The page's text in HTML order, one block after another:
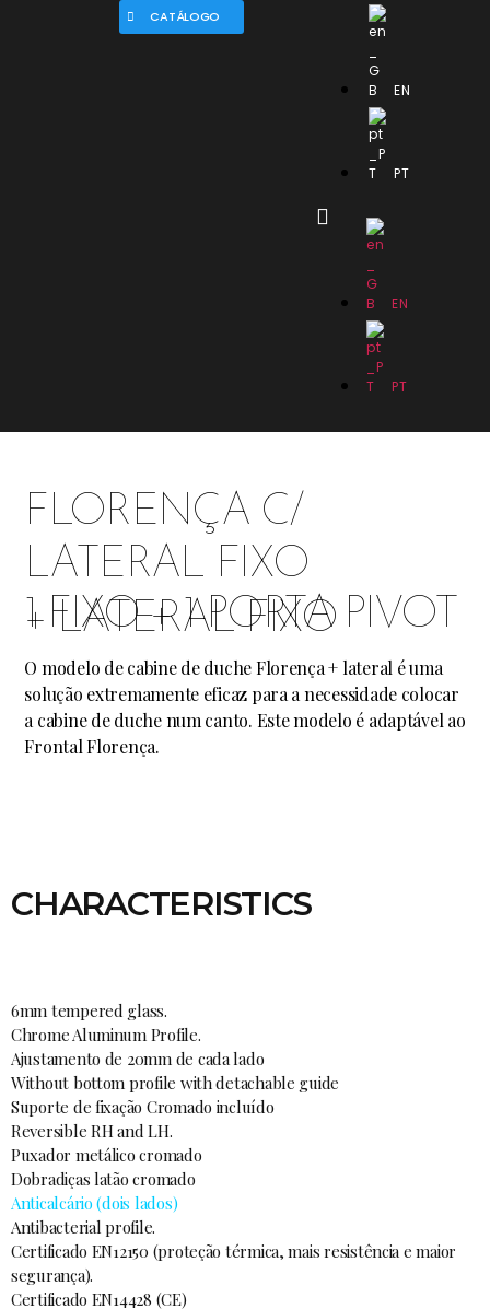
CATÁLOGO
EN
PT
EN
PT
FLORENÇA C/
LATERAL FIXO
1 FIXO + 1 PORTA PIVOT
+ LATERAL FIXO
O modelo de cabine de duche Florença + lateral é uma
solução extremamente eficaz para a necessidade colocar
a cabine de duche num canto. Este modelo é adaptável ao
Frontal Florença.
CHARACTERISTICS
6mm tempered glass.
Chrome Aluminum Profile.
Ajustamento de 20mm de cada lado
Without bottom profile with detachable guide
Suporte de fixação Cromado incluído
Reversible RH and LH.
Puxador metálico cromado
Dobradiças latão cromado
Anticalcário (dois lados)
Antibacterial profile.
Certificado EN12150 (proteção térmica, mais resistência e maior
segurança).
Certificado EN14428 (CE)